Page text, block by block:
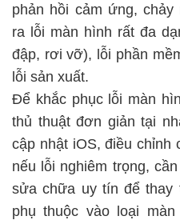
phản hồi cảm ứng,
ra lỗi màn hình rất đa
đập, rơi vỡ), lỗi phần
lỗi sản xuất.
Để khắc phục lỗi màn
thủ thuật đơn giản tại
cập nhật iOS, điều chỉnh
nếu lỗi nghiêm trọng,
sửa chữa uy tín để thay
phụ thuộc vào loại